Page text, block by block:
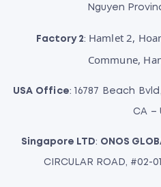
Nguyen
Factory 2: Hamlet 2,
Commune,
USA Office: 16787 Beach
CA –
Singapore LTD: ONOS
CIRCULAR ROAD, #02-